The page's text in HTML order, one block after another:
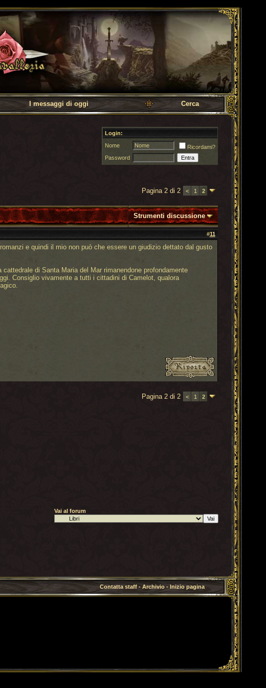
I messaggi di oggi Cerca
Login:
Nome
Ricordami?
Password
Pagina 2 di 2 < 1 2
Strumenti discussione
#11
e quindi il mio non può che essere un giudizio dettato dal gusto
di Santa Maria del Mar rimanendone profondamente
Consiglio vivamente a tutti i cittadini di Camelot, qualora
Pagina 2 di 2 < 1 2
Vai al forum
Contatta staff- Archivio- Inizio pagina